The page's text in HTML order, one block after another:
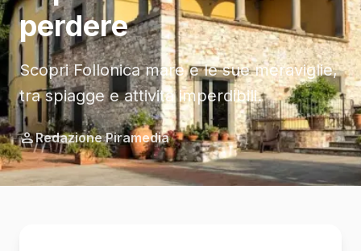
perdere
Scopri Follonica mare e le sue meraviglie,
tra spiagge e attività imperdibili.
Redazione Piramedia